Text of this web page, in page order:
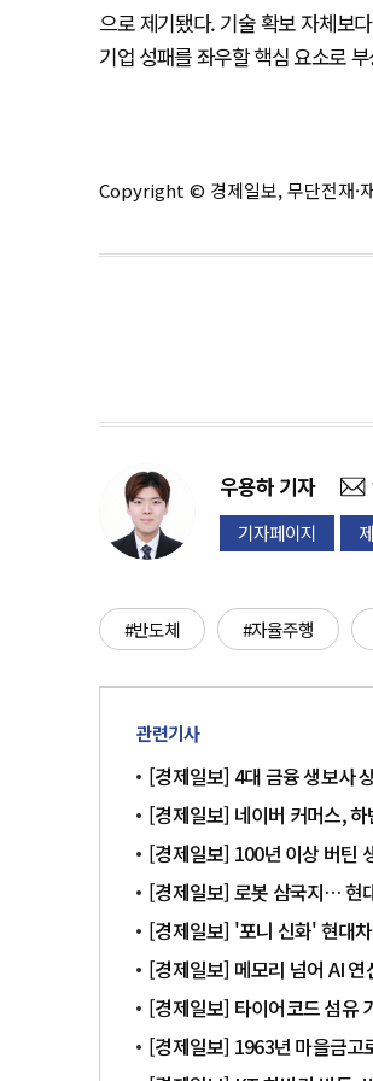
으로 제기됐다. 기술 확보 자체보
기업 성패를 좌우할 핵심 요소로
Copyright © 경제일보, 무단전재·
우용하기자
기자페이지
#반도체 #자율주행
관련기사
[경제일보] 4대 금융 생보사
[경제일보] 네이버 커머스,
[경제일보] 100년 이상 버틴
[경제일보] 로봇 삼국지… 현
[경제일보] '포니 신화' 현대
[경제일보] 메모리 넘어 AI
[경제일보] 타이어코드 섬유
[경제일보] 1963년 마을금